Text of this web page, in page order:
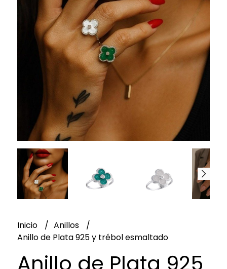
Inicio
Anillos
Anillo de Plata 925 y trébol esmaltado